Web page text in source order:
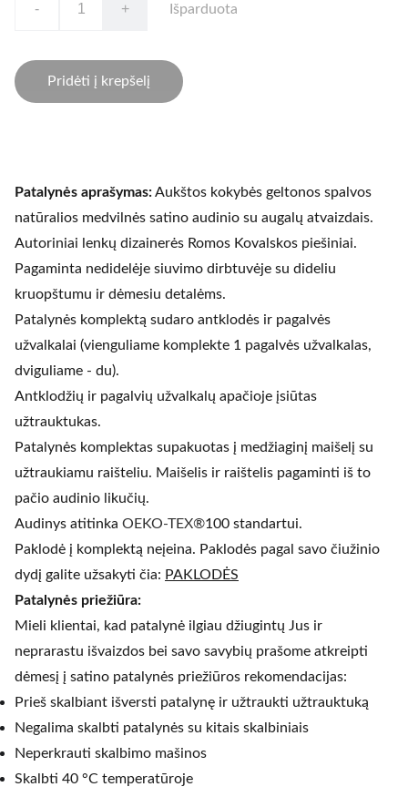
- + Išparduota
Pridėti į krepšelį
Patalynės aprašymas:Aukštos kokybės geltonos spalvos
natūralios medvilnės satino audinio su augalų atvaizdais.
Autoriniai lenkų dizainerės Romos Kovalskos piešiniai.
Pagaminta nedidelėje siuvimo dirbtuvėje su dideliu
kruopštumu ir dėmesiu detalėms.
Patalynės komplektą sudaro antklodės ir pagalvės
užvalkalai (vienguliame komplekte 1 pagalvės užvalkalas,
dviguliame - du).
Antklodžių ir pagalvių užvalkalų apačioje įsiūtas
užtrauktukas.
Patalynės komplektas supakuotas į medžiaginį maišelį su
užtraukiamu raišteliu. Maišelis ir raištelis pagaminti iš to
pačio audinio likučių.
Audinys atitinka OEKO-TEX®100 standartui.
Paklodė į komplektą neįeina. Paklodės pagal savo čiužinio
dydį galite užsakyti čia: PAKLODĖS
Patalynės priežiūra:
Mieli klientai, kad patalynė ilgiau džiugintų Jus ir
neprarastu išvaizdos bei savo savybių prašome atkreipti
dėmesį į satino patalynės priežiūros rekomendacijas:
Prieš skalbiant išversti patalynę ir užtraukti užtrauktuką
Negalima skalbti patalynės su kitais skalbiniais
Neperkrauti skalbimo mašinos
Skalbti 40 °C temperatūroje